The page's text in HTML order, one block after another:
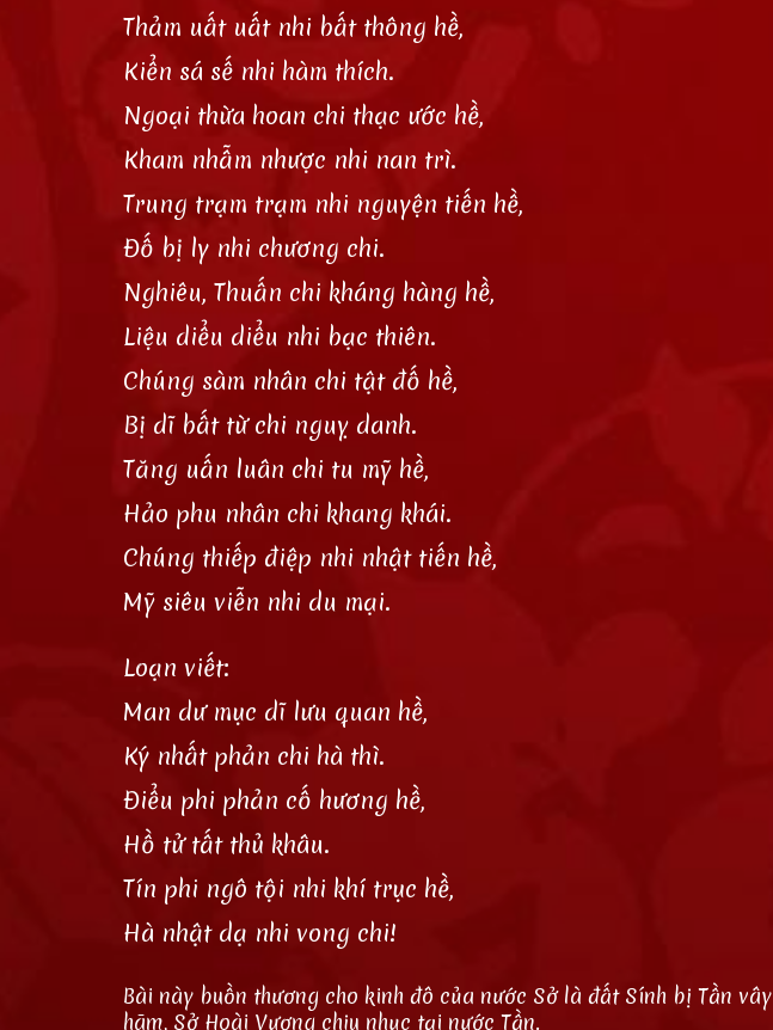
Thảm uất uất nhi bất thông hề,
Kiển sá sế nhi hàm thích.
Ngoại thừa hoan chi thạc ước hề,
Kham nhẫm nhược nhi nan trì.
Trung trạm trạm nhi nguyện tiến hề,
Đố bị ly nhi chương chi.
Nghiêu, Thuấn chi kháng hàng hề,
Liệu diểu diểu nhi bạc thiên.
Chúng sàm nhân chi tật đố hề,
Bị dĩ bất từ chi nguỵ danh.
Tăng uấn luân chi tu mỹ hề,
Hảo phu nhân chi khang khái.
Chúng thiếp điệp nhi nhật tiến hề,
Mỹ siêu viễn nhi du mại.
Loạn viết:
Man dư mục dĩ lưu quan hề,
Ký nhất phản chi hà thì.
Điểu phi phản cố hương hề,
Hồ tử tất thủ khâu.
Tín phi ngô tội nhi khí trục hề,
Hà nhật dạ nhi vong chi!
Bài này buồn thương cho kinh đô của nước Sở là đất Sính bị Tần vây
hãm, Sở Hoài Vương chịu nhục tại nước Tần.